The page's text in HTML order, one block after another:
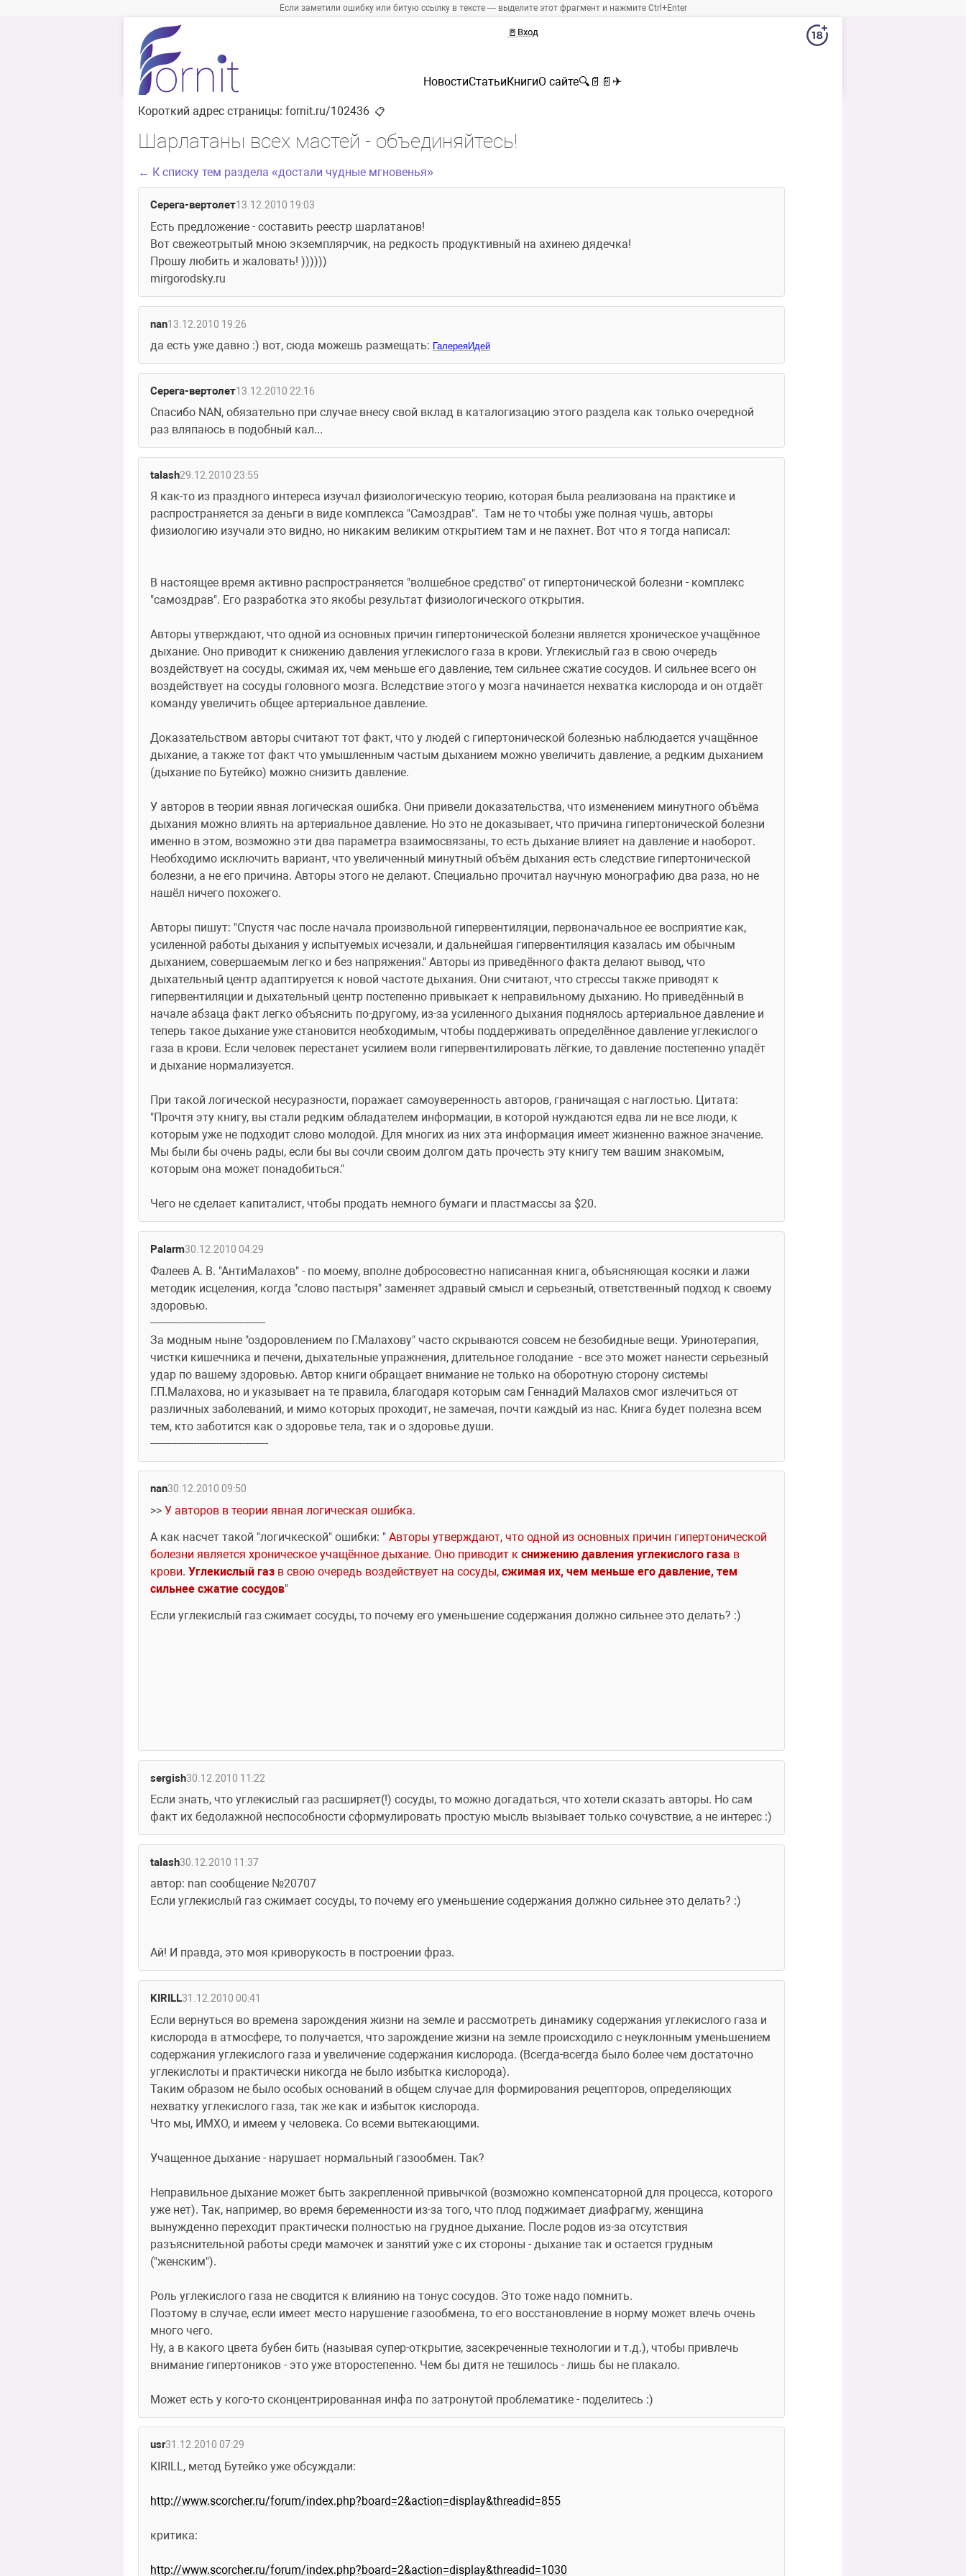
Если заметили ошибку или битую ссылку в тексте — выделите этот фрагмент и нажмите Ctrl+Enter
🚪 Вход
НовостиСтатьиКнигиО сайте🔍 📄 📄 ✈
Короткий адрес страницы: fornit.ru/102436 📋
Шарлатаны всех мастей - объединяйтесь!
← К списку тем раздела «достали чудные мгновенья»
Серега-вертолет13.12.2010 19:03
Есть предложение - составить реестр шарлатанов!
Вот свежеотрытый мною экземплярчик, на редкость продуктивный на ахинею дядечка!
Прошу любить и жаловать! ))))))
mirgorodsky.ru
nan13.12.2010 19:26
да есть уже давно :) вот, сюда можешь размещать: ГалереяИдей
Серега-вертолет13.12.2010 22:16
Спасибо NAN, обязательно при случае внесу свой вклад в каталогизацию этого раздела как только очередной
раз вляпаюсь в подобный кал...
talash29.12.2010 23:55
Я как-то из праздного интереса изучал физиологическую теорию, которая была реализована на практике и
распространяется за деньги в виде комплекса "Самоздрав".  Там не то чтобы уже полная чушь, авторы
физиологию изучали это видно, но никаким великим открытием там и не пахнет. Вот что я тогда написал:
В настоящее время активно распространяется "волшебное средство" от гипертонической болезни - комплекс
"самоздрав". Его разработка это якобы результат физиологического открытия.
Авторы утверждают, что одной из основных причин гипертонической болезни является хроническое учащённое
дыхание. Оно приводит к снижению давления углекислого газа в крови. Углекислый газ в свою очередь
воздействует на сосуды, сжимая их, чем меньше его давление, тем сильнее сжатие сосудов. И сильнее всего он
воздействует на сосуды головного мозга. Вследствие этого у мозга начинается нехватка кислорода и он отдаёт
команду увеличить общее артериальное давление.
Доказательством авторы считают тот факт, что у людей с гипертонической болезнью наблюдается учащённое
дыхание, а также тот факт что умышленным частым дыханием можно увеличить давление, а редким дыханием
(дыхание по Бутейко) можно снизить давление.
У авторов в теории явная логическая ошибка. Они привели доказательства, что изменением минутного объёма
дыхания можно влиять на артериальное давление. Но это не доказывает, что причина гипертонической болезни
именно в этом, возможно эти два параметра взаимосвязаны, то есть дыхание влияет на давление и наоборот.
Необходимо исключить вариант, что увеличенный минутный объём дыхания есть следствие гипертонической
болезни, а не его причина. Авторы этого не делают. Специально прочитал научную монографию два раза, но не
нашёл ничего похожего.
Авторы пишут: "Спустя час после начала произвольной гипервентиляции, первоначальное ее восприятие как,
усиленной работы дыхания у испытуемых исчезали, и дальнейшая гипервентиляция казалась им обычным
дыханием, совершаемым легко и без напряжения." Авторы из приведённого факта делают вывод, что
дыхательный центр адаптируется к новой частоте дыхания. Они считают, что стрессы также приводят к
гипервентиляции и дыхательный центр постепенно привыкает к неправильному дыханию. Но приведённый в
начале абзаца факт легко объяснить по-другому, из-за усиленного дыхания поднялось артериальное давление и
теперь такое дыхание уже становится необходимым, чтобы поддерживать определённое давление углекислого
газа в крови. Если человек перестанет усилием воли гипервентилировать лёгкие, то давление постепенно упадёт
и дыхание нормализуется.
При такой логической несуразности, поражает самоуверенность авторов, граничащая с наглостью. Цитата:
"Прочтя эту книгу, вы стали редким обладателем информации, в которой нуждаются едва ли не все люди, к
которым уже не подходит слово молодой. Для многих из них эта информация имеет жизненно важное значение.
Мы были бы очень рады, если бы вы сочли своим долгом дать прочесть эту книгу тем вашим знакомым,
которым она может понадобиться."
Чего не сделает капиталист, чтобы продать немного бумаги и пластмассы за $20.
Palarm30.12.2010 04:29
Фалеев А. В. "АнтиМалахов" - по моему, вполне добросовестно написанная книга, объясняющая косяки и лажи
методик исцеления, когда "слово пастыря" заменяет здравый смысл и серьезный, ответственный подход к своему
здоровью.
----------------------------------------
За модным ныне "оздоровлением по Г.Малахову" часто скрываются совсем не безобидные вещи. Уринотерапия,
чистки кишечника и печени, дыхательные упражнения, длительное голодание  - все это может нанести серьезный
удар по вашему здоровью. Автор книги обращает внимание не только на оборотную сторону системы
Г.П.Малахова, но и указывает на те правила, благодаря которым сам Геннадий Малахов смог излечиться от
различных заболеваний, и мимо которых проходит, не замечая, почти каждый из нас. Книга будет полезна всем
тем, кто заботится как о здоровье тела, так и о здоровье души.
-----------------------------------------
nan30.12.2010 09:50
>> У авторов в теории явная логическая ошибка.
А как насчет такой "логичкеской" ошибки: " Авторы утверждают, что одной из основных причин гипертонической
болезни является хроническое учащённое дыхание. Оно приводит к снижению давления углекислого газа в
крови. Углекислый газ в свою очередь воздействует на сосуды, сжимая их, чем меньше его давление, тем
сильнее сжатие сосудов"
Если углекислый газ сжимает сосуды, то почему его уменьшение содержания должно сильнее это делать? :)
sergish30.12.2010 11:22
Если знать, что углекислый газ расширяет(!) сосуды, то можно догадаться, что хотели сказать авторы. Но сам
факт их бедолажной неспособности сформулировать простую мысль вызывает только сочувствие, а не интерес :)
talash30.12.2010 11:37
автор: nan сообщение №20707
Если углекислый газ сжимает сосуды, то почему его уменьшение содержания должно сильнее это делать? :)
Ай! И правда, это моя криворукость в построении фраз.
KIRILL31.12.2010 00:41
Если вернуться во времена зарождения жизни на земле и рассмотреть динамику содержания углекислого газа и
кислорода в атмосфере, то получается, что зарождение жизни на земле происходило с неуклонным уменьшением
содержания углекислого газа и увеличение содержания кислорода. (Всегда-всегда было более чем достаточно
углекислоты и практически никогда не было избытка кислорода).
Таким образом не было особых оснований в общем случае для формирования рецепторов, определяющих
нехватку углекислого газа, так же как и избыток кислорода.
Что мы, ИМХО, и имеем у человека. Со всеми вытекающими.
Учащенное дыхание - нарушает нормальный газообмен. Так?
Неправильное дыхание может быть закрепленной привычкой (возможно компенсаторной для процесса, которого
уже нет). Так, например, во время беременности из-за того, что плод поджимает диафрагму, женщина
вынужденно переходит практически полностью на грудное дыхание. После родов из-за отсутствия
разъяснительной работы среди мамочек и занятий уже с их стороны - дыхание так и остается грудным
("женским").
Роль углекислого газа не сводится к влиянию на тонус сосудов. Это тоже надо помнить.
Поэтому в случае, если имеет место нарушение газообмена, то его восстановление в норму может влечь очень
много чего.
Ну, а в какого цвета бубен бить (называя супер-открытие, засекреченные технологии и т.д.), чтобы привлечь
внимание гипертоников - это уже второстепенно. Чем бы дитя не тешилось - лишь бы не плакало.
Может есть у кого-то сконцентрированная инфа по затронутой проблематике - поделитесь :)
usr31.12.2010 07:29
KIRILL, метод Бутейко уже обсуждали:
http://www.scorcher.ru/forum/index.php?board=2&action=display&threadid=855
критика:
http://www.scorcher.ru/forum/index.php?board=2&action=display&threadid=1030